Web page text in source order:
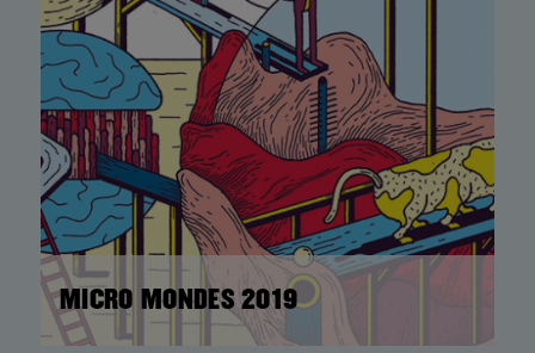
MICRO MONDES 2019